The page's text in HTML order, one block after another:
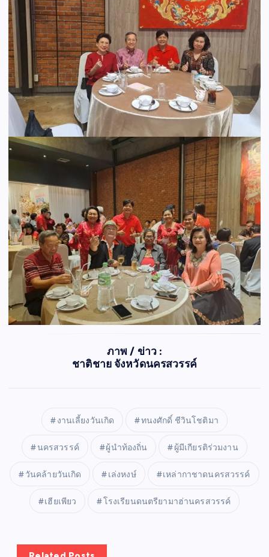
ภาพ / ข่าว :
ชาติชาย จังหวัดนครสวรรค์
งานเลี้ยงวันเกิด ทนงศักดิ์ ชีวินโชติมา
นครสวรรค์ ผู้นำท้องถิ่น ผู้มีเกียรติร่วมงาน
วันคล้ายวันเกิด เล่งหงษ์ เหล่ากาชาดนครสวรรค์
เฮียเพียว โรงเรียนดนตรียามาฮ่านครสวรรค์